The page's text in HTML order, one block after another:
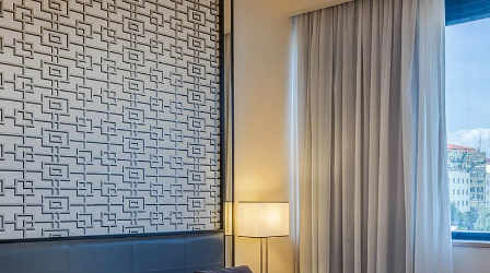
PHC HOTELS
PREMIUM GAST